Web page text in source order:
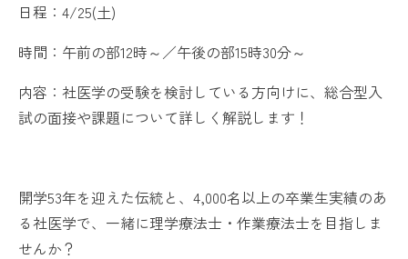
日程：4/25(土)
時間：午前の部12時～／午後の部15時30分～
内容：社医学の受験を検討している方向けに、総合型入
試の面接や課題について詳しく解説します！
開学53年を迎えた伝統と、4,000名以上の卒業生実績のあ
る社医学で、一緒に理学療法士・作業療法士を目指しま
せんか？